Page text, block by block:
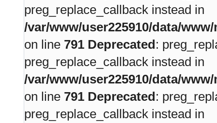
preg_replace_callback instead in
/var/www/user225910/data/
on line 791 Deprecated:
preg_replace_callback instead in
/var/www/user225910/data/
on line 791 Deprecated:
preg_replace_callback instead in